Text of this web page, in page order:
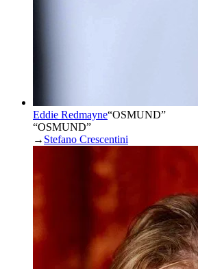
Eddie Redmayne“OSMUND”
“OSMUND”
→ Stefano Crescentini